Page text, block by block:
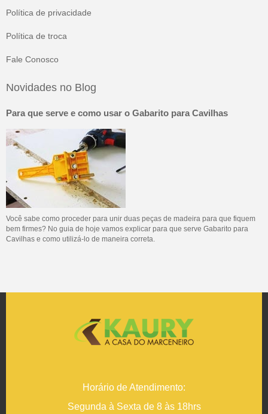
Política de privacidade
Política de troca
Fale Conosco
Novidades no Blog
Para que serve e como usar o Gabarito para Cavilhas
Você sabe como proceder para unir duas peças de madeira para que fiquem
bem firmes? No guia de hoje vamos explicar para que serve Gabarito para
Cavilhas e como utilizá-lo de maneira correta.
Horário de Atendimento:
Segunda à Sexta de 8 às 18hrs